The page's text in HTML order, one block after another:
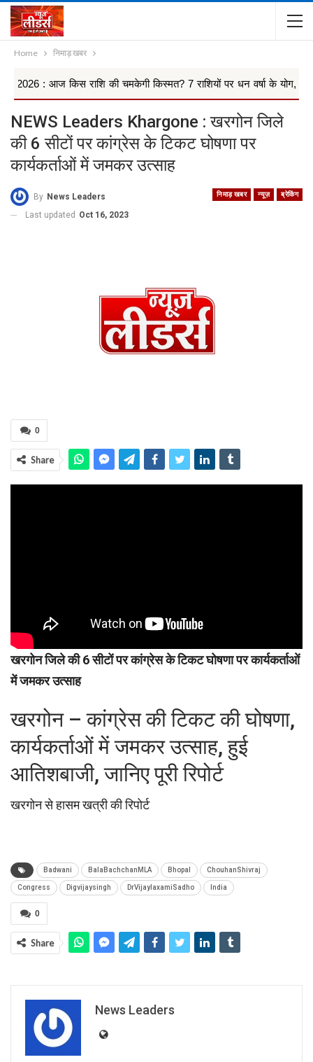
Home निमाड़ खबर
किस राशि की चमकेगी किस्मत? 7 राशियों पर धन वर्षा के योग, किन 4 राश...
NEWS Leaders Khargone : खरगोन जिले
की 6 सीटों पर कांग्रेस के टिकट घोषणा पर
कार्यकर्ताओं में जमकर उत्साह
निमाड़ खबर न्यूज़ ब्रेकिंग
By News Leaders
Last updated Oct 16, 2023
0
Share
खरगोन जिले की 6 सीटों पर कांग्रेस के टिकट घोषणा पर कार्यकर्ताओं
में जमकर उत्साह
खरगोन – कांग्रेस की टिकट की घोषणा,
कार्यकर्ताओं में जमकर उत्साह, हुई
आतिशबाजी, जानिए पूरी रिपोर्ट
खरगोन से हासम खत्री की रिपोर्ट
Badwani BalaBachchanMLA Bhopal ChouhanShivraj
Congress Digvijaysingh DrVijaylaxamiSadho India
0
Share
News Leaders